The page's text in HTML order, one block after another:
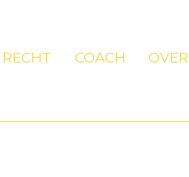
RECHT COACH